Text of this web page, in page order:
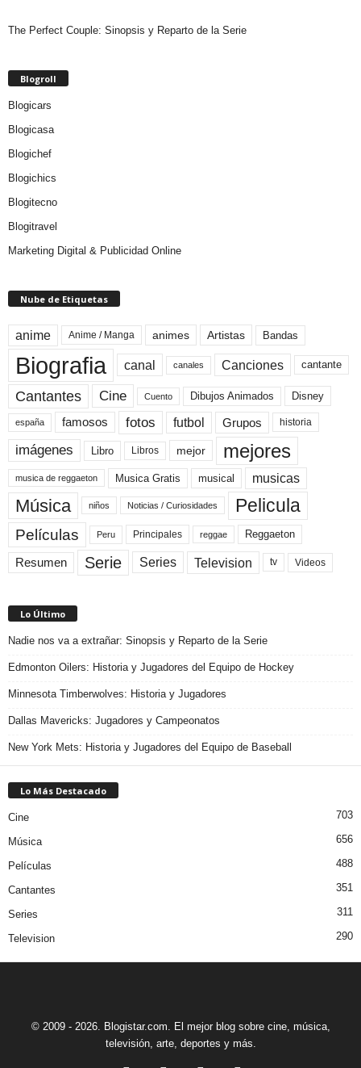
The Perfect Couple: Sinopsis y Reparto de la Serie
Blogroll
Blogicars
Blogicasa
Blogichef
Blogichics
Blogitecno
Blogitravel
Marketing Digital & Publicidad Online
Nube de Etiquetas
anime Anime / Manga animes Artistas Bandas
Biografia canal canales Canciones cantante
Cantantes Cine Cuento Dibujos Animados Disney
españa famosos fotos futbol Grupos historia
imágenes Libro Libros mejor mejores
musica de reggaeton Musica Gratis musical musicas
Música niños Noticias / Curiosidades Pelicula
Películas Peru Principales reggae Reggaeton
Resumen Serie Series Television tv Videos
Lo Último
Nadie nos va a extrañar: Sinopsis y Reparto de la Serie
Edmonton Oilers: Historia y Jugadores del Equipo de Hockey
Minnesota Timberwolves: Historia y Jugadores
Dallas Mavericks: Jugadores y Campeonatos
New York Mets: Historia y Jugadores del Equipo de Baseball
Lo Más Destacado
Cine 703
Música 656
Películas 488
Cantantes 351
Series 311
Television 290
© 2009 - 2026. Blogistar.com. El mejor blog sobre cine, música,
televisión, arte, deportes y más.